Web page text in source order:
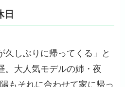
日
久しぶりに帰ってくる」と
。大人気モデルの姉・夜
もそれに合わせて家に帰っ